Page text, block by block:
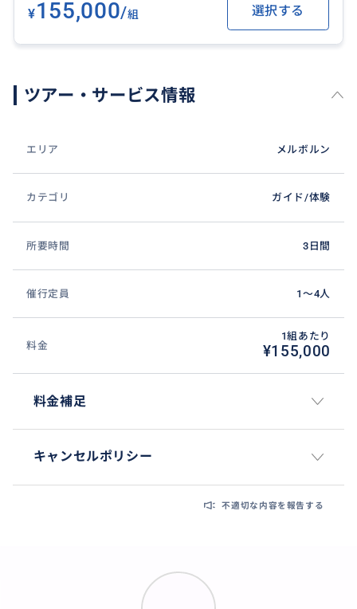
¥155,000/組 選択する
ツアー・サービス情報
エリア メルボルン
カテゴリ ガイド/体験
所要時間 3日間
催行定員 1〜4人
料金
1組あたり
¥155,000
料金補足
キャンセルポリシー
不適切な内容を報告する